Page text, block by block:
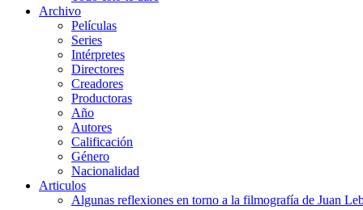
Archivo
Películas
Series
Intérpretes
Directores
Creadores
Productoras
Año
Autores
Calificación
Género
Nacionalidad
Articulos
Algunas reflexiones en torno a la filmografía de Juan